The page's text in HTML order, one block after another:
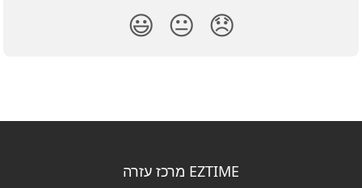
😞
😐
😃
EZTIME מרכז עזרה